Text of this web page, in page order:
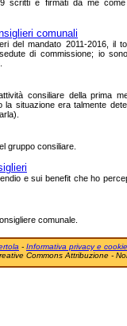
scritti e firmati da me come
comunali
del mandato 2011-2016, il
di commissione; io
consiliare della prima
la situazione era talmente
gruppo consiliare.
e sui benefit che ho
comunale.
- Informativa privacy e cookie
Commons Attribuzione -